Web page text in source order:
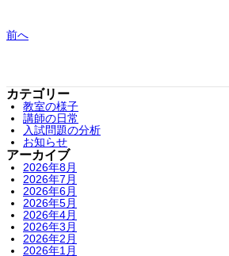
前へ
カテゴリー
教室の様子
講師の日常
入試問題の分析
お知らせ
アーカイブ
2026年8月
2026年7月
2026年6月
2026年5月
2026年4月
2026年3月
2026年2月
2026年1月